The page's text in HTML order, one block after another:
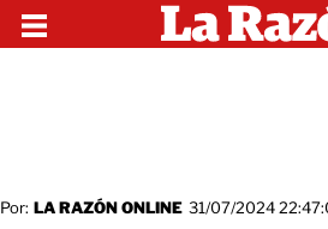
Por: LA RAZÓN ONLINE 31/07/2024